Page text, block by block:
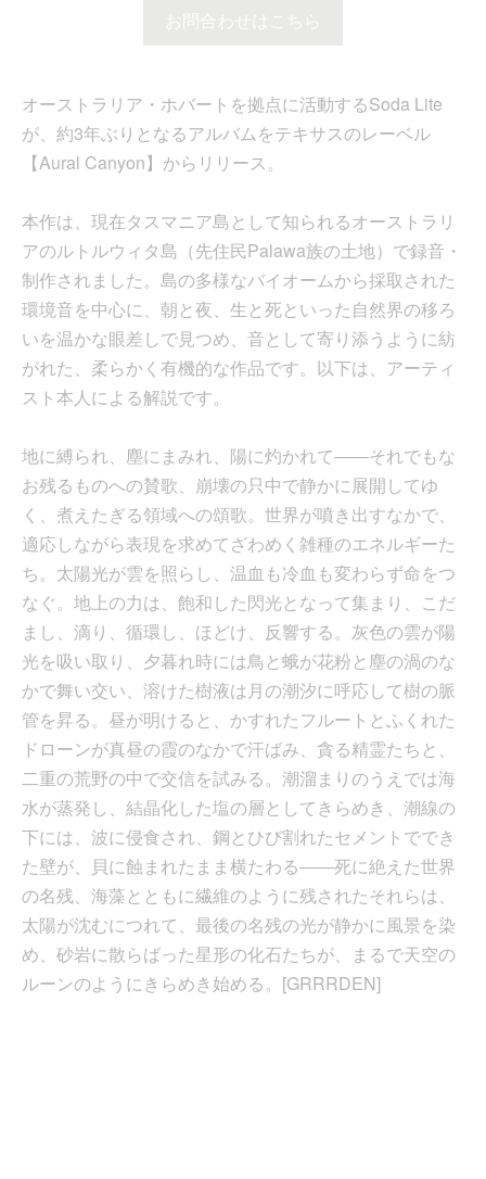
お問合わせはこちら
オーストラリア・ホバートを拠点に活動するSoda Lite
が、約3年ぶりとなるアルバムをテキサスのレーベル
【Aural Canyon】からリリース。
本作は、現在タスマニア島として知られるオーストラリ
アのルトルウィタ島（先住民Palawa族の土地）で録音・
制作されました。島の多様なバイオームから採取された
環境音を中心に、朝と夜、生と死といった自然界の移ろ
いを温かな眼差しで見つめ、音として寄り添うように紡
がれた、柔らかく有機的な作品です。以下は、アーティ
スト本人による解説です。
地に縛られ、塵にまみれ、陽に灼かれて――それでもな
お残るものへの賛歌、崩壊の只中で静かに展開してゆ
く、煮えたぎる領域への頌歌。世界が噴き出すなかで、
適応しながら表現を求めてざわめく雑種のエネルギーた
ち。太陽光が雲を照らし、温血も冷血も変わらず命をつ
なぐ。地上の力は、飽和した閃光となって集まり、こだ
まし、滴り、循環し、ほどけ、反響する。灰色の雲が陽
光を吸い取り、夕暮れ時には鳥と蛾が花粉と塵の渦のな
かで舞い交い、溶けた樹液は月の潮汐に呼応して樹の脈
管を昇る。昼が明けると、かすれたフルートとふくれた
ドローンが真昼の霞のなかで汗ばみ、貪る精霊たちと、
二重の荒野の中で交信を試みる。潮溜まりのうえでは海
水が蒸発し、結晶化した塩の層としてきらめき、潮線の
下には、波に侵食され、鋼とひび割れたセメントででき
た壁が、貝に蝕まれたまま横たわる――死に絶えた世界
の名残、海藻とともに繊維のように残されたそれらは、
太陽が沈むにつれて、最後の名残の光が静かに風景を染
め、砂岩に散らばった星形の化石たちが、まるで天空の
ルーンのようにきらめき始める。[GRRRDEN]